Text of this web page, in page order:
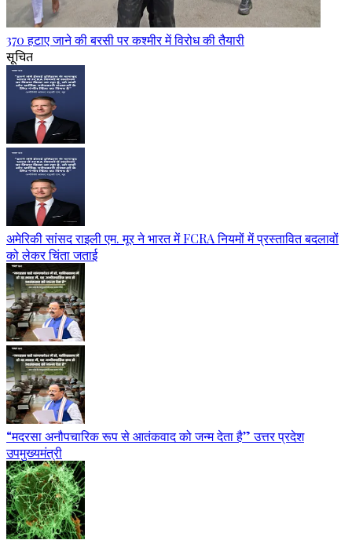
370 हटाए जाने की बरसी पर कश्मीर में विरोध की तैयारी
सूचित
अमेरिकी सांसद राइली एम. मूर ने भारत में FCRA नियमों में प्रस्तावित बदलावों
को लेकर चिंता जताई
“मदरसा अनौपचारिक रूप से आतंकवाद को जन्म देता है” उत्तर प्रदेश
उपमुख्यमंत्री